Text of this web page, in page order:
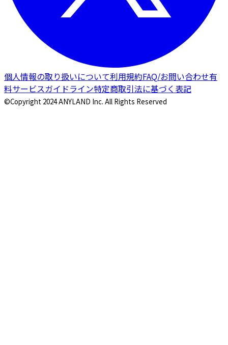
個人情報の取り扱いについて利用規約FAQ/お問い合わせ有
料サービスガイドライン特定商取引法に基づく表記
©Copyright 2024 ANYLAND Inc. All Rights Reserved